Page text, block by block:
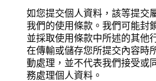
如您提交個人資料，該等提交
我們的使用條款。我們可能封
並採取使用條款中所述的其他
在傳輸或儲存您所提交內容時
動處理，並不代表我們接受或
務處理個人資料。